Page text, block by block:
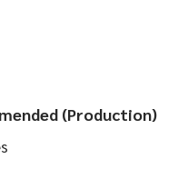
(Production)